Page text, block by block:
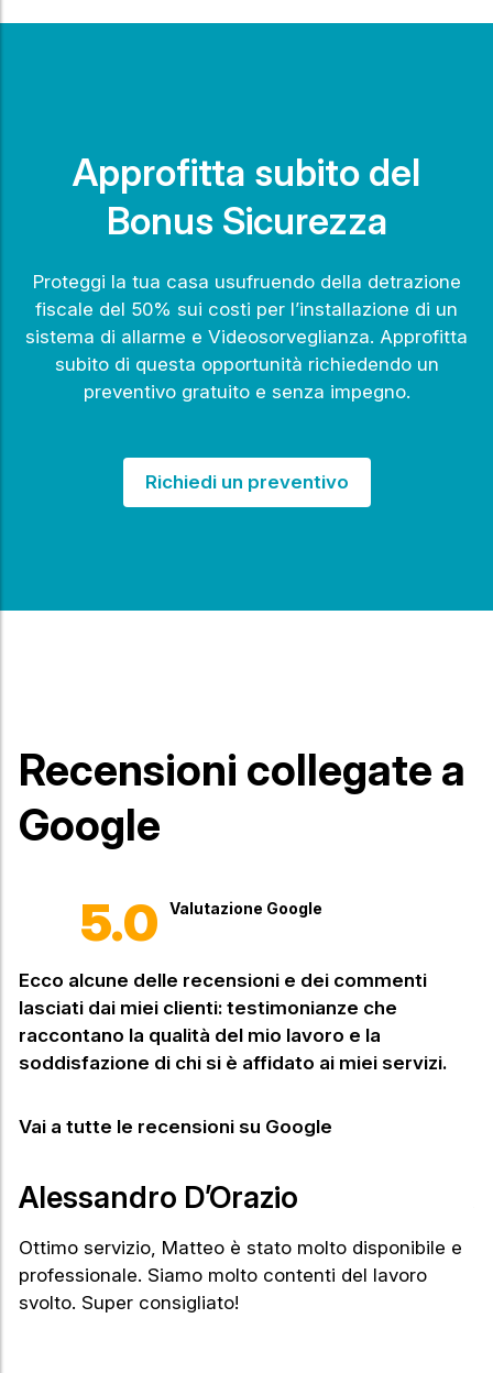
Approfitta subito del
Bonus Sicurezza
Proteggi la tua casa usufruendo della detrazione
fiscale del 50% sui costi per l’installazione di un
sistema di allarme e Videosorveglianza. Approfitta
subito di questa opportunità richiedendo un
preventivo gratuito e senza impegno.
Richiedi un preventivo
Recensioni collegate a
Google
5.0 Valutazione Google
Ecco alcune delle recensioni e dei commenti
lasciati dai miei clienti: testimonianze che
raccontano la qualità del mio lavoro e la
soddisfazione di chi si è affidato ai miei servizi.
Vai a tutte le recensioni su Google
Alessandro D’Orazio
Ottimo servizio, Matteo è stato molto disponibile e
professionale. Siamo molto contenti del lavoro
svolto. Super consigliato!